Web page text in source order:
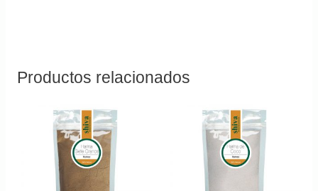
Productos relacionados